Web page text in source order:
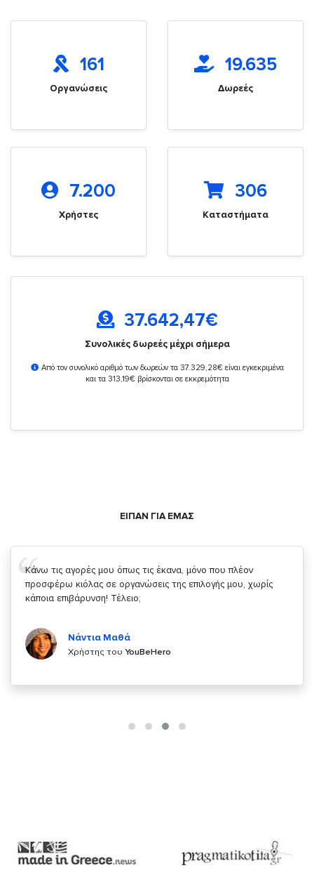
161
Οργανώσεις
19.635
Δωρεές
7.200
Χρήστες
306
Καταστήματα
37.642,47€
Συνολικές δωρεές μέχρι σήμερα
Από τον συνολικό αριθμό των δωρεών τα 37.329,28€ είναι εγκεκριμένα
και τα 313,19€ βρίσκονται σε εκκρεμότητα
ΕΙΠΑΝ ΓΙΑ ΕΜΑΣ
Σας ευχαριστώ που μας δίνετε την δυνατότητα να κάνουμε
κάτι!
Χρήστης τουYouBeHero